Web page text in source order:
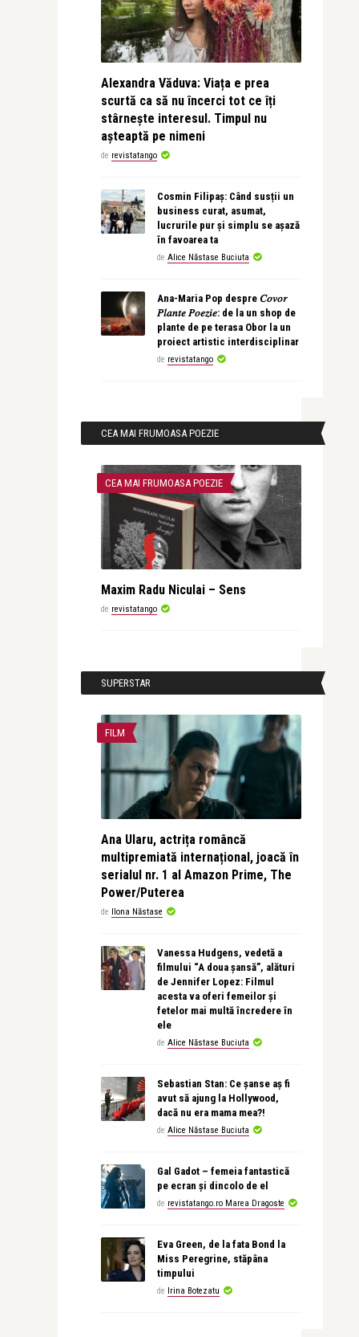
Alexandra Văduva: Viața e prea
scurtă ca să nu încerci tot ce îți
stârnește interesul. Timpul nu
așteaptă pe nimeni
de revistatango
Cosmin Filipaș: Când susții un
business curat, asumat,
lucrurile pur și simplu se așază
în favoarea ta
de Alice Năstase Buciuta
Ana-Maria Pop despre 𝐶𝑜𝑣𝑜𝑟
𝑃𝑙𝑎𝑛𝑡𝑒 𝑃𝑜𝑒𝑧𝑖𝑒: de la un shop de
plante de pe terasa Obor la un
proiect artistic interdisciplinar
de revistatango
CEA MAI FRUMOASA POEZIE
CEA MAI FRUMOASA POEZIE
Maxim Radu Niculai – Sens
de revistatango
SUPERSTAR
FILM
Ana Ularu, actrița româncă
multipremiată internațional, joacă în
serialul nr. 1 al Amazon Prime, The
Power/Puterea
de Ilona Năstase
Vanessa Hudgens, vedetă a
filmului “A doua șansă”, alături
de Jennifer Lopez: Filmul
acesta va oferi femeilor și
fetelor mai multă încredere în
ele
de Alice Năstase Buciuta
Sebastian Stan: Ce șanse aș fi
avut să ajung la Hollywood,
dacă nu era mama mea?!
de Alice Năstase Buciuta
Gal Gadot – femeia fantastică
pe ecran și dincolo de el
de revistatango.ro Marea Dragoste
Eva Green, de la fata Bond la
Miss Peregrine, stăpâna
timpului
de Irina Botezatu